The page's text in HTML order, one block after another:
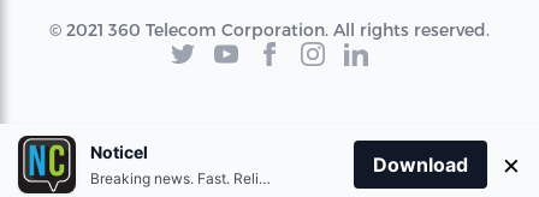
© 2021 360 Telecom Corporation. All rights reserved.
Noticel
Breaking news. Fast. Reliable.
Download ×